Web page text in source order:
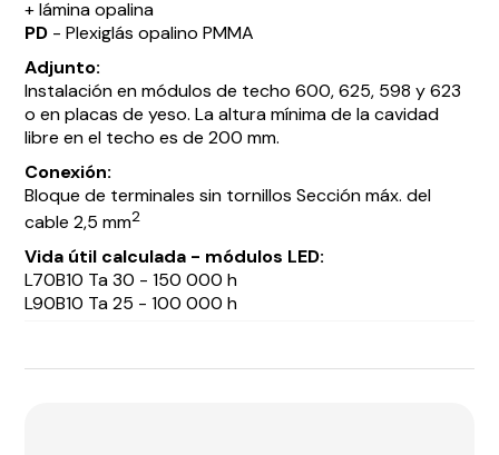
+ lámina opalina
PD - Plexiglás opalino PMMA
Adjunto:
Instalación en módulos de techo 600, 625, 598 y 623
o en placas de yeso. La altura mínima de la cavidad
libre en el techo es de 200 mm.
Conexión:
Bloque de terminales sin tornillos Sección máx. del
cable 2,5 mm2
Vida útil calculada - módulos LED:
L70B10 Ta 30 - 150 000 h
L90B10 Ta 25 - 100 000 h